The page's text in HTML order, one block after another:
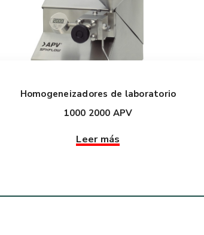
Homogeneizadores de laboratorio
1000 2000 APV
Leer más